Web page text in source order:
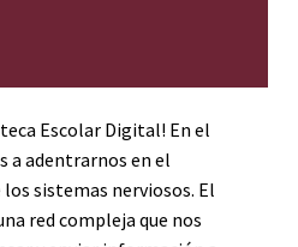
Escolar Digital! En el
a adentrarnos en el
sistemas nerviosos. El
red compleja que nos